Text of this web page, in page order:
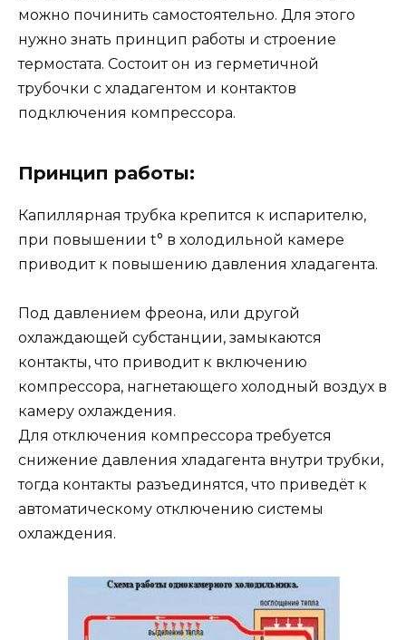
можно починить самостоятельно. Для этого
нужно знать принцип работы и строение
термостата. Состоит он из герметичной
трубочки с хладагентом и контактов
подключения компрессора.
Принцип работы:
Капиллярная трубка крепится к испарителю,
при повышении t° в холодильной камере
приводит к повышению давления хладагента.
Под давлением фреона, или другой
охлаждающей субстанции, замыкаются
контакты, что приводит к включению
компрессора, нагнетающего холодный воздух в
камеру охлаждения.
Для отключения компрессора требуется
снижение давления хладагента внутри трубки,
тогда контакты разъединятся, что приведёт к
автоматическому отключению системы
охлаждения.